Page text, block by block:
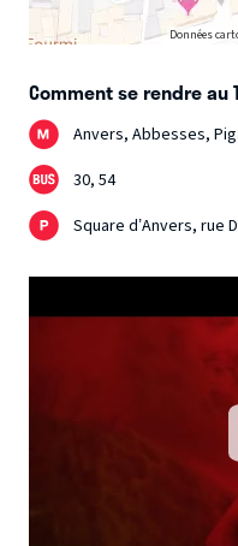
Données
Comment se rendre au
Anvers, Abbesses,
30, 54
Square d’Anvers, rue